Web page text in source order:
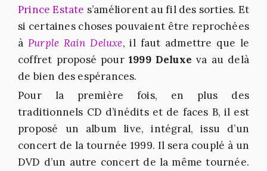
Prince Estate s’améliorent au fil des sorties. Et
si certaines choses pouvaient être reprochées
à Purple Rain Deluxe, il faut admettre que le
coffret proposé pour 1999 Deluxe va au delà
de bien des espérances.
Pour la première fois, en plus des
traditionnels CD d’inédits et de faces B, il est
proposé un album live, intégral, issu d’un
concert de la tournée 1999. Il sera couplé à un
DVD d’un autre concert de la même tournée.